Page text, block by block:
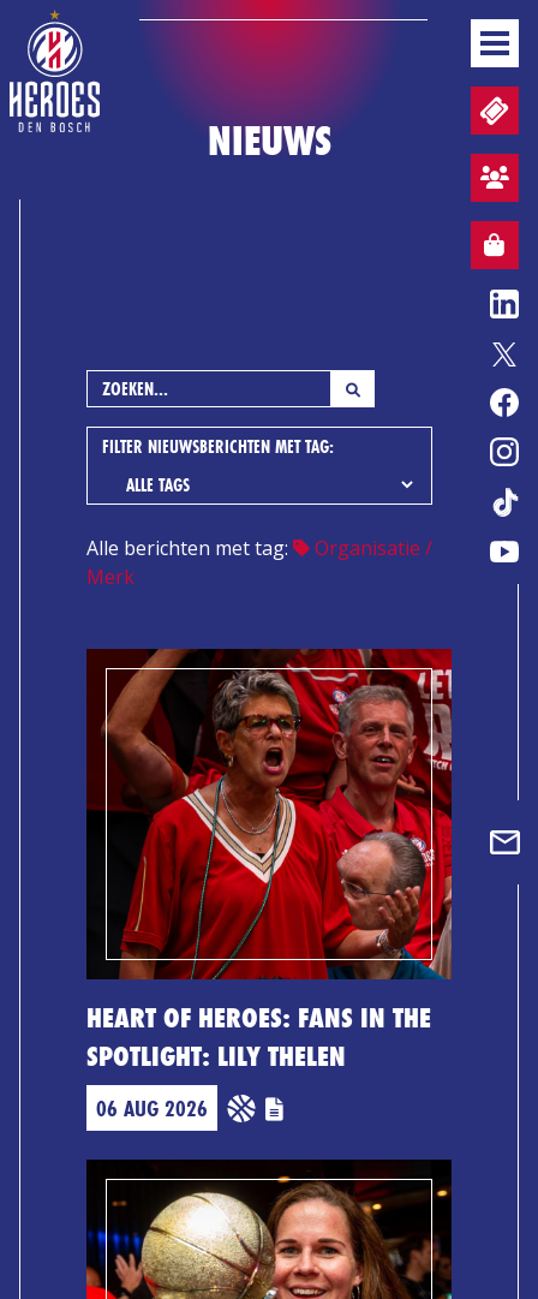
NIEUWS
TEAM
BUSINESS
HEROES GAME
TICKETS
NIEUWS
FILTER NIEUWSBERICHTEN MET TAG:
Alle berichten met tag:
Organisatie /
Merk
HEART OF HEROES: FANS IN THE
SPOTLIGHT: LILY THELEN
06 AUG 2026